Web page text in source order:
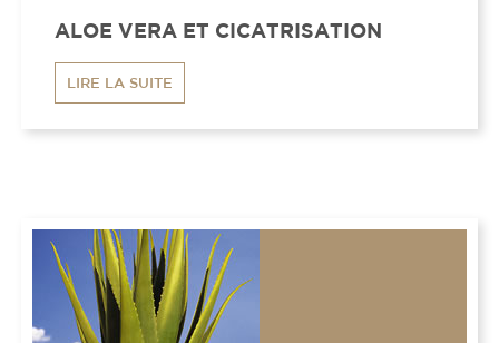
ALOE VERA ET CICATRISATION
LIRE LA SUITE